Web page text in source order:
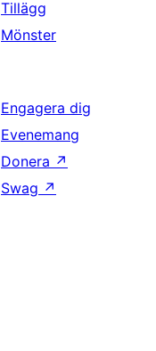
Tillägg
Mönster
Engagera dig
Evenemang
Donera ↗
Swag ↗